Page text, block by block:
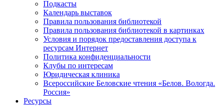
Подкасты
Календарь выставок
Правила пользования библиотекой
Правила пользования библиотекой в картинках
Условия и порядок предоставления доступа к
ресурсам Интернет
Политика конфиденциальности
Клубы по интересам
Юридическая клиника
Всероссийские Беловские чтения «Белов. Вологда.
Россия»
Ресурсы